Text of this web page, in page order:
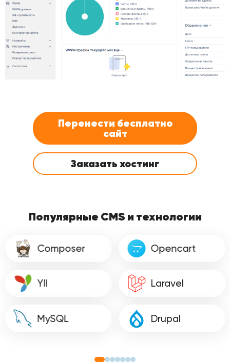
Перенести бесплатно
сайт
Заказать хостинг
Популярные CMS и технологии
Composer
YII
MySQL
Opencart
Laravel
Drupal